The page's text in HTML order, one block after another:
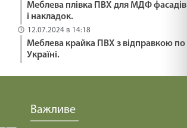
ВІДНОВИТИСЬ /1482/ Майтеся файно
29.01.2025
МНОЖИТИ ВОГОНЬ БЛАГОСЛОВІННЯ /1481/
29.01.2025
Меблева плівка ПВХ для МДФ фасадів
і накладок.
12.07.2024 в 14:18
Меблева крайка ПВХ з відправкою по
Україні.
Важливе